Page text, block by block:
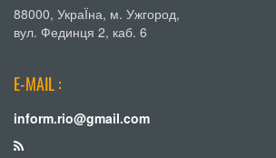
88000, УкраЇна, м. Ужгород,
вул. Фединця 2, каб. 6
E-MAIL :
inform.rio@gmail.com